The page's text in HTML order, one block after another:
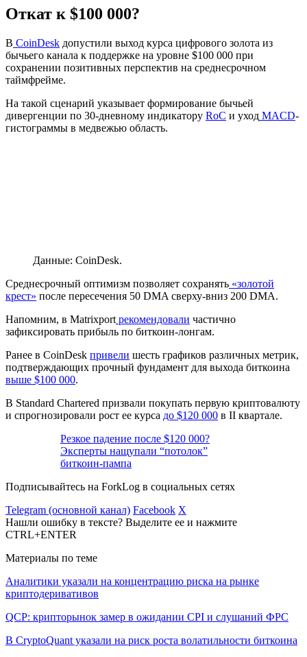
Откат к $100 000?
В CoinDesk допустили выход курса цифрового золота из
бычьего канала к поддержке на уровне $100 000 при
сохранении позитивных перспектив на среднесрочном
таймфрейме.
На такой сценарий указывает формирование бычьей
дивергенции по 30-дневному индикатору RoC и уход MACD-
гистограммы в медвежью область.
Данные: CoinDesk.
Среднесрочный оптимизм позволяет сохранять «золотой
крест» после пересечения 50 DMA сверху-вниз 200 DMA.
Напомним, в Matrixport рекомендовали частично
зафиксировать прибыль по биткоин-лонгам.
Ранее в CoinDesk привели шесть графиков различных метрик,
подтверждающих прочный фундамент для выхода биткоина
выше $100 000.
В Standard Chartered призвали покупать первую криптовалюту
и спрогнозировали рост ее курса до $120 000 в II квартале.
Резкое падение после $120 000?
Эксперты нащупали “потолок”
биткоин-пампа
Подписывайтесь на ForkLog в социальных сетях
Telegram (основной канал) Facebook X
Нашли ошибку в тексте? Выделите ее и нажмите
CTRL+ENTER
Материалы по теме
Аналитики указали на концентрацию риска на рынке
криптодеривативов
QCP: крипторынок замер в ожидании CPI и слушаний ФРС
В CryptoQuant указали на риск роста волатильности биткоина